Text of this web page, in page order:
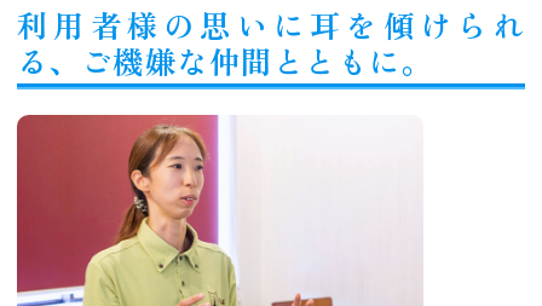
利用者様の思いに耳を傾けられ
る、ご機嫌な仲間とともに。